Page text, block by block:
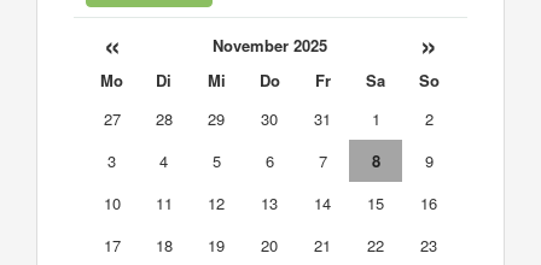
« November 2025 »
Mo Di Mi Do Fr Sa
So
27
28 29 30 31 1
2
3
4 5 6 7 8
9
10
11 12 13 14 15
16
17
18 19 20 21 22
23